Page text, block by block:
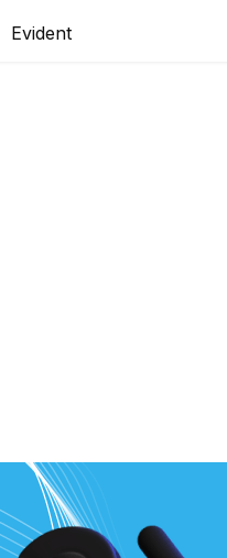
Evident